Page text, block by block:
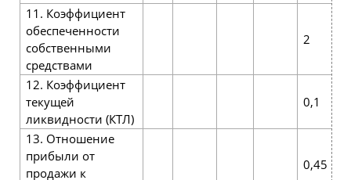
11. Коэффициент
обеспеченности
собственными
средствами
2
12. Коэффициент
текущей
ликвидности (КТЛ)
0,1
13. Отношение
прибыли от
продажи к
0,45